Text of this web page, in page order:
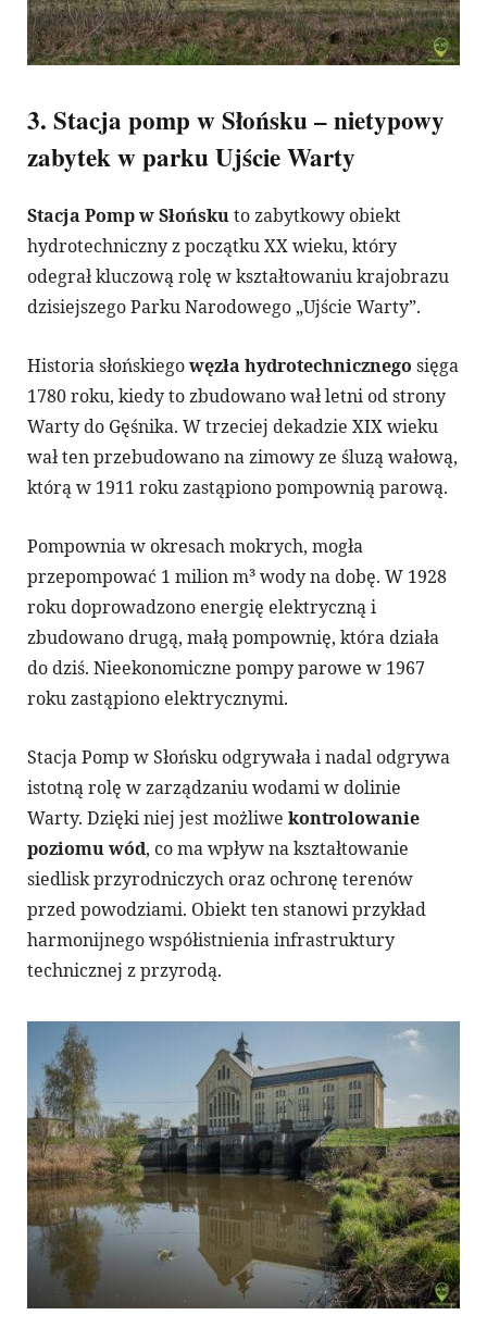
3. Stacja pomp w Słońsku – nietypowy
zabytek w parku Ujście Warty
Stacja Pomp w Słońskuto zabytkowy obiekt
hydrotechniczny z początku XX wieku, który
odegrał kluczową rolę w kształtowaniu krajobrazu
dzisiejszego Parku Narodowego „Ujście Warty”.
Historia słońskiegowęzła hydrotechnicznego sięga
1780 roku, kiedy to zbudowano wał letni od strony
Warty do Gęśnika. W trzeciej dekadzie XIX wieku
wał ten przebudowano na zimowy ze śluzą wałową,
którą w 1911 roku zastąpiono pompownią parową.
Pompownia w okresach mokrych, mogła
przepompować 1 milion m³ wody na dobę. W 1928
roku doprowadzono energię elektryczną i
zbudowano drugą, małą pompownię, która działa
do dziś. Nieekonomiczne pompy parowe w 1967
roku zastąpiono elektrycznymi.
Stacja Pomp w Słońsku odgrywała i nadal odgrywa
istotną rolę w zarządzaniu wodami w dolinie
Warty. Dzięki niej jest możliwe kontrolowanie
poziomu wód, co ma wpływ na kształtowanie
siedlisk przyrodniczych oraz ochronę terenów
przed powodziami. Obiekt ten stanowi przykład
harmonijnego współistnienia infrastruktury
technicznej z przyrodą.